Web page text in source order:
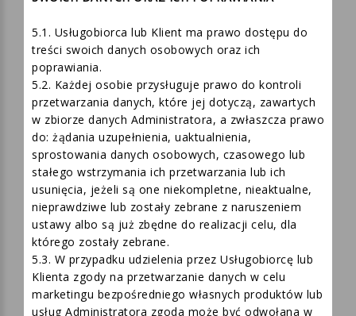
SWOICH DANYCH ORAZ ICH POPRAWIANIA
5.1. Usługobiorca lub Klient ma prawo dostępu do
treści swoich danych osobowych oraz ich
poprawiania.
5.2. Każdej osobie przysługuje prawo do kontroli
przetwarzania danych, które jej dotyczą, zawartych
w zbiorze danych Administratora, a zwłaszcza prawo
do: żądania uzupełnienia, uaktualnienia,
sprostowania danych osobowych, czasowego lub
stałego wstrzymania ich przetwarzania lub ich
usunięcia, jeżeli są one niekompletne, nieaktualne,
nieprawdziwe lub zostały zebrane z naruszeniem
ustawy albo są już zbędne do realizacji celu, dla
którego zostały zebrane.
5.3. W przypadku udzielenia przez Usługobiorcę lub
Klienta zgody na przetwarzanie danych w celu